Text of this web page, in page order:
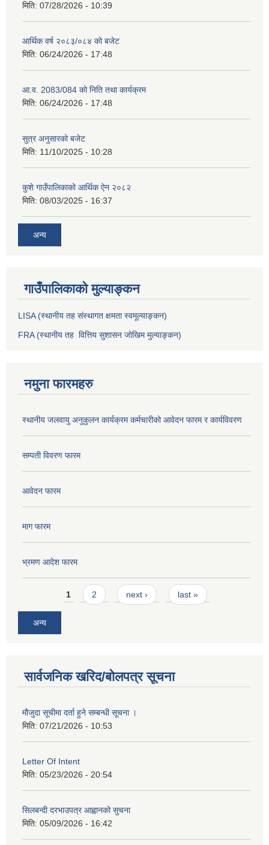
मिति: 07/28/2026 - 10:39
आर्थिक वर्ष २०८३/०८४ को बजेट
मिति: 06/24/2026 - 17:48
आ.व. 2083/084 को निति तथा कार्यक्रम
मिति: 06/24/2026 - 17:48
सुत्र अनुसारको बजेट
मिति: 11/10/2025 - 10:28
कुशे गाउँपालिकाको आर्थिक ऐन २०८२
मिति: 08/03/2025 - 16:37
अन्य
गाउँपालिकाको मुल्याङ्कन
LISA (स्थानीय तह संस्थागत क्षमता स्वमूल्याङ्कन)
FRA (स्थानीय तह वित्तिय सुशासन जोखिम मुल्याङ्कन)
नमुना फारमहरु
स्थानीय जलवायु अनुकुलन कार्यक्रम कर्मचारीको आवेदन फारम र कार्यविवरण
सम्पती विवरण फारम
आवेदन फारम
माग फारम
भ्रमण आदेश फारम
Pages1 2 next › last »
अन्य
सार्वजनिक खरिद/बोलपत्र सूचना
मौजुदा सूचीमा दर्ता हुने सम्बन्धी सूचना ।
मिति: 07/21/2026 - 10:53
Letter Of Intent
मिति: 05/23/2026 - 20:54
सिलबन्दी दरभाउपत्र आह्वानको सुचना
मिति: 05/09/2026 - 16:42